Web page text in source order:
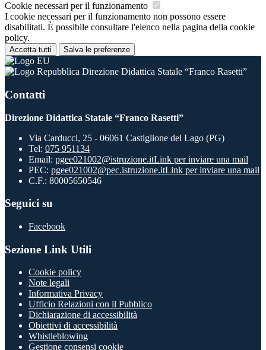
Cookie necessari per il funzionamento
I cookie necessari per il funzionamento non possono essere
disabilitati. È possibile consultare l'elenco nella pagina della cookie
policy.
Accetta tutti Salva le preferenze
Direzione Didattica Statale “Franco Rasetti”
Contatti
Direzione Didattica Statale “Franco Rasetti”
Via Carducci, 25 - 06061 Castiglione del Lago (PG)
Tel: 075 951134
Email: pgee021002@istruzione.itLink per inviare una mail
PEC: pgee021002@pec.istruzione.itLink per inviare una mail
C.F.: 80005650546
Seguici su
Facebook
Sezione Link Utili
Cookie policy
Note legali
Informativa Privacy
Ufficio Relazioni con il Pubblico
Dichiarazione di accessibilità
Obiettivi di accessibilità
Whistleblowing
Gestione consensi cookie